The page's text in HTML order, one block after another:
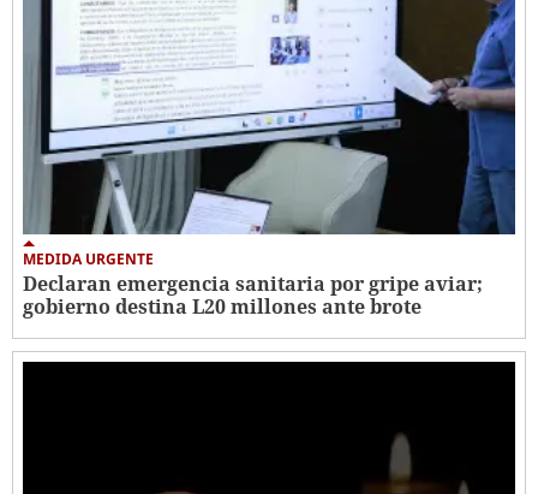
MEDIDA URGENTE
Declaran emergencia sanitaria por gripe aviar;
gobierno destina L20 millones ante brote